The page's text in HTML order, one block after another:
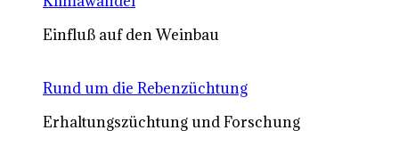
Einfluß auf den Weinbau
Rund um die Rebenzüchtung
Erhaltungszüchtung und Forschung